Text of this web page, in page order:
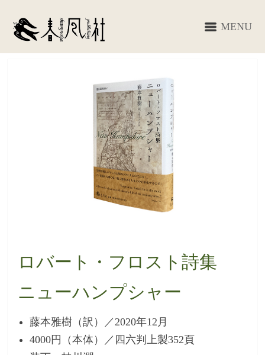
MENU
ロバート・フロスト詩集
ニューハンプシャー
藤本雅樹（訳）／2020年12月
4000円（本体）／四六判上製352頁